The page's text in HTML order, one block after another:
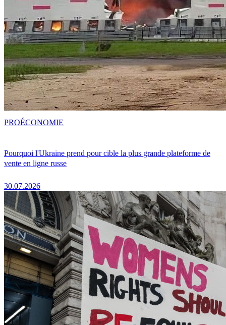
Pourquoi l'Ukraine prend pour cible la plus grande plateforme de
vente en ligne russe
30.07.2026
PROÉCONOMIE